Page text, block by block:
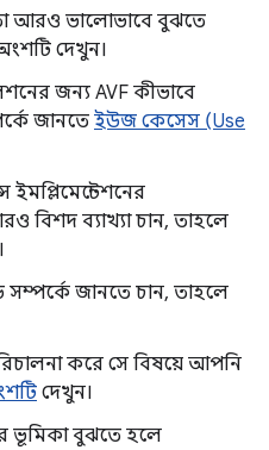
আরও ভালোভাবে বুঝতে
দেখুন।
জন্য AVF কীভাবে
জানতে ইউজ কেসেস (Use
বিশদ ব্যাখ্যা চান, তাহলে
জানতে চান, তাহলে
করে সে বিষয়ে আপনি
দেখুন।
ভূমিকা বুঝতে হলে